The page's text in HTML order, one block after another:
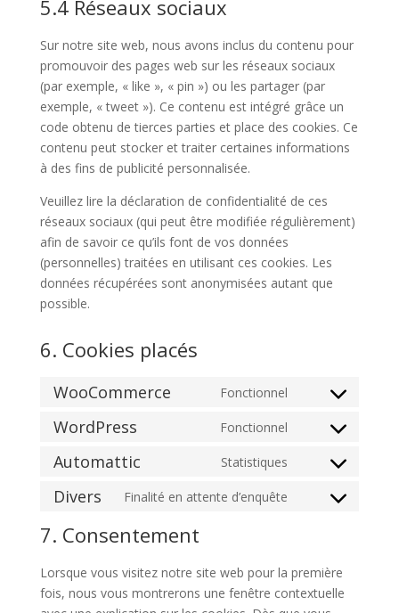
5.4 Réseaux sociaux
Sur notre site web, nous avons inclus du contenu pour
promouvoir des pages web sur les réseaux sociaux
(par exemple, « like », « pin ») ou les partager (par
exemple, « tweet »). Ce contenu est intégré grâce un
code obtenu de tierces parties et place des cookies. Ce
contenu peut stocker et traiter certaines informations
à des fins de publicité personnalisée.
Veuillez lire la déclaration de confidentialité de ces
réseaux sociaux (qui peut être modifiée régulièrement)
afin de savoir ce qu’ils font de vos données
(personnelles) traitées en utilisant ces cookies. Les
données récupérées sont anonymisées autant que
possible.
6. Cookies placés
WooCommerce Fonctionnel
Consent
woocommerce
WordPress Fonctionnel
Consent
wordpress
Automattic Statistiques
Consent
Divers Finalité en attente d’enquête
Consent
divers
7. Consentement
Lorsque vous visitez notre site web pour la première
fois, nous vous montrerons une fenêtre contextuelle